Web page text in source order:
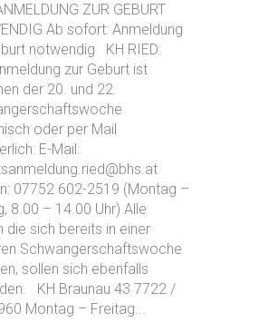
ZUR GEBURT
Ab sofort: Anmeldung
notwendig KH RIED:
zur Geburt ist
der 20. und 22.
oder per Mail
E-Mail:
07752 602-2519 (Montag –
8.00 – 14.00 Uhr) Alle
die sich bereits in einer
Schwangerschaftswoche
sollen sich ebenfalls
KH Braunau 43 7722 /
Montag – Freitag...